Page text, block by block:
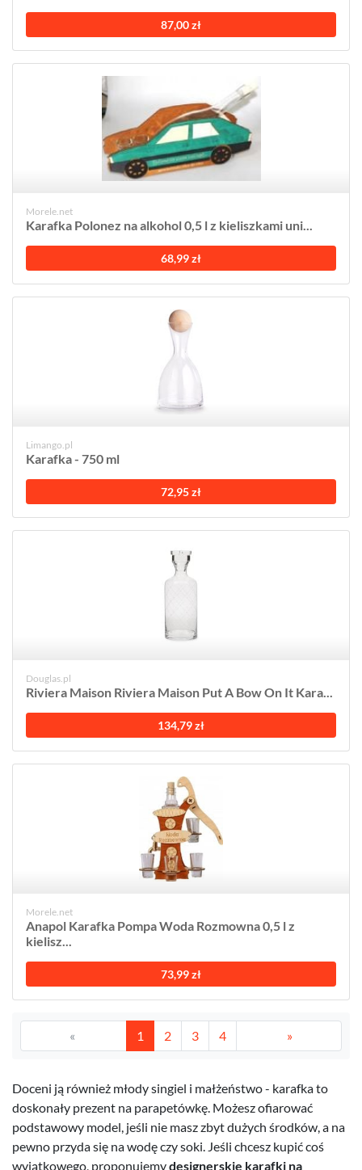
87,00 zł
Morele.net
Karafka Polonez na alkohol 0,5 l z kieliszkami uni...
68,99 zł
Limango.pl
Karafka - 750 ml
72,95 zł
Douglas.pl
Riviera Maison Riviera Maison Put A Bow On It Kara...
134,79 zł
Morele.net
Anapol Karafka Pompa Woda Rozmowna 0,5 l z
kielisz...
73,99 zł
« 1 2 3 4 »
Doceni ją również młody singiel i małżeństwo - karafka to
doskonały prezent na parapetówkę. Możesz ofiarować
podstawowy model, jeśli nie masz zbyt dużych środków, a na
pewno przyda się na wodę czy soki. Jeśli chcesz kupić coś
wyjątkowego, proponujemydesignerskie karafki na